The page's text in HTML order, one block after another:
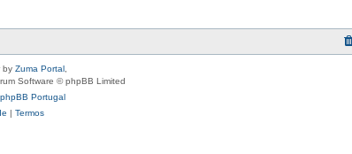
by Zuma Portal
Software © phpBB Limited
phpBB Portugal
| Termos